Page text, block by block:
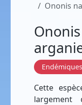
Ononis
Cette
largement